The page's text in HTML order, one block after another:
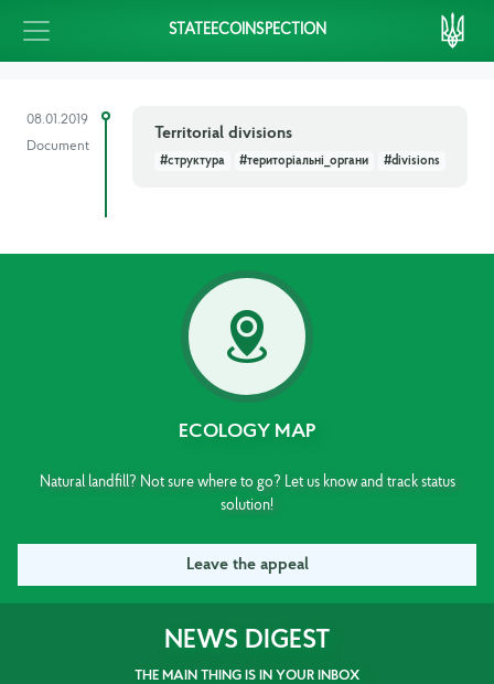
STATEECOINSPECTION
08.01.2019
Document
Territorial divisions
#структура #територіальні_органи #divisions
ECOLOGY MAP
Natural landfill? Not sure where to go? Let us know and track status
solution!
Leave the appeal
NEWS DIGEST
THE MAIN THING IS IN YOUR INBOX